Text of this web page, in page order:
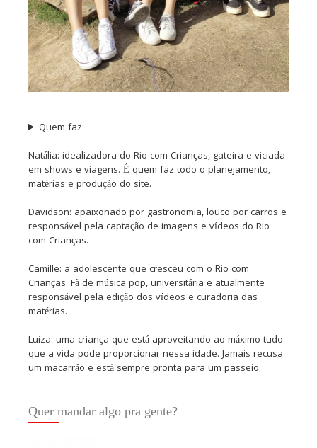
Quem faz:
Natália: idealizadora do Rio com Crianças, gateira e viciada
em shows e viagens. É quem faz todo o planejamento,
matérias e produção do site.
Davidson: apaixonado por gastronomia, louco por carros e
responsável pela captação de imagens e vídeos do Rio
com Crianças.
Camille: a adolescente que cresceu com o Rio com
Crianças. Fã de música pop, universitária e atualmente
responsável pela edição dos vídeos e curadoria das
matérias.
Luiza: uma criança que está aproveitando ao máximo tudo
que a vida pode proporcionar nessa idade. Jamais recusa
um macarrão e está sempre pronta para um passeio.
Quer mandar algo pra gente?